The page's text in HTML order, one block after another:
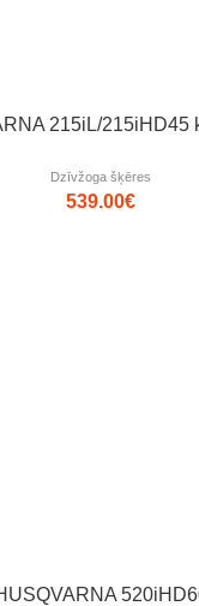
215iL/215iHD45
Dzīvžoga šķēres
539.00€